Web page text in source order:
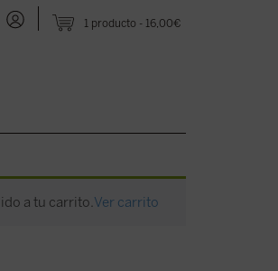
1 producto 16,00€
a tu carrito.Ver carrito